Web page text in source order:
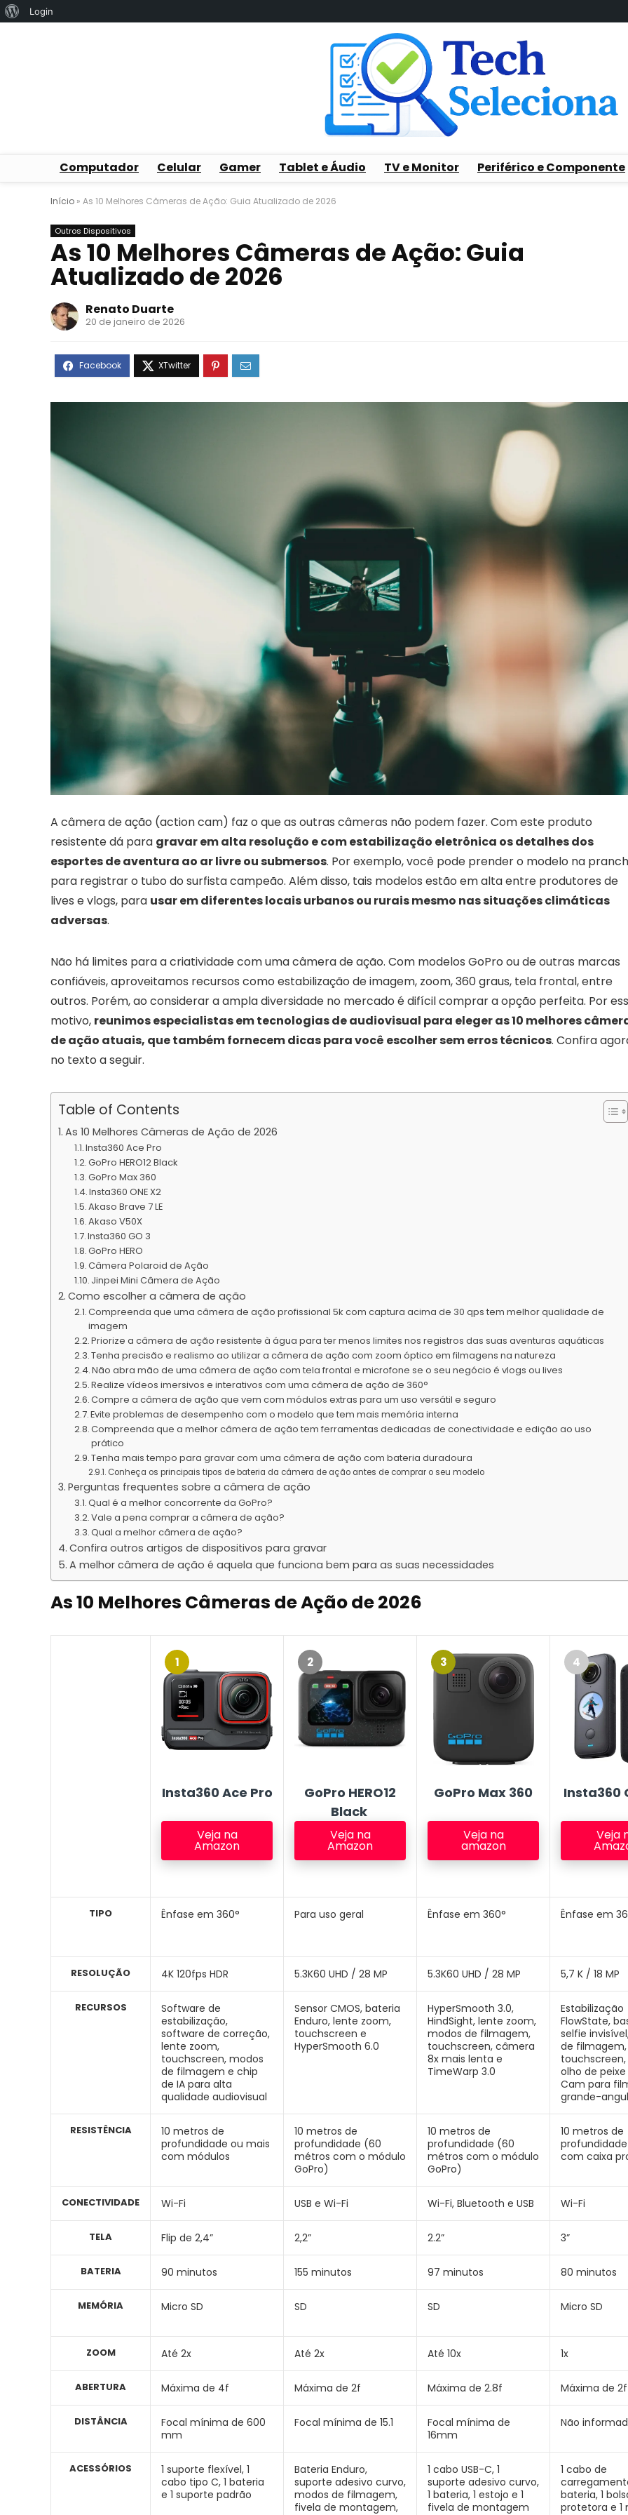
Sobre
Login
Computador Celular Gamer Tablet e Áudio TV e Monitor Periférico e Componente
Início » As 10 Melhores Câmeras de Ação: Guia Atualizado de 2026
Outros Dispositivos
As 10 Melhores Câmeras de Ação: Guia
Atualizado de 2026
Renato Duarte
20 de janeiro de 2026
A câmera de ação (action cam) faz o que as outras câmeras não podem fazer. Com este produto
resistente dá para gravar em alta resolução e com estabilização eletrônica os detalhes dos
esportes de aventura ao ar livre ou submersos. Por exemplo, você pode prender o modelo na
para registrar o tubo do surfista campeão. Além disso, tais modelos estão em alta entre produtores de
lives e vlogs, para usar em diferentes locais urbanos ou rurais mesmo nas situações climáticas
adversas.
Não há limites para a criatividade com uma câmera de ação. Com modelos GoPro ou de outras marcas
confiáveis, aproveitamos recursos como estabilização de imagem, zoom, 360 graus, tela frontal, entre
outros. Porém, ao considerar a ampla diversidade no mercado é difícil comprar a opção perfeita. Por
motivo, reunimos especialistas em tecnologias de audiovisual para eleger as 10 melhores
de ação atuais, que também fornecem dicas para você escolher sem erros técnicos. Confira
no texto a seguir.
Table of Contents
As 10 Melhores Câmeras de Ação de 2026
Insta360 Ace Pro
GoPro HERO12 Black
GoPro Max 360
Insta360 ONE X2
Akaso Brave 7 LE
Akaso V50X
Insta360 GO 3
GoPro HERO
Câmera Polaroid de Ação
Jinpei Mini Câmera de Ação
Como escolher a câmera de ação
Compreenda que uma câmera de ação profissional 5k com captura acima de 30 qps tem melhor qualidade de
imagem
Priorize a câmera de ação resistente à água para ter menos limites nos registros das suas aventuras aquáticas
Tenha precisão e realismo ao utilizar a câmera de ação com zoom óptico em filmagens na natureza
Não abra mão de uma câmera de ação com tela frontal e microfone se o seu negócio é vlogs ou lives
Realize vídeos imersivos e interativos com uma câmera de ação de 360°
Compre a câmera de ação que vem com módulos extras para um uso versátil e seguro
Evite problemas de desempenho com o modelo que tem mais memória interna
Compreenda que a melhor câmera de ação tem ferramentas dedicadas de conectividade e edição ao uso
prático
Tenha mais tempo para gravar com uma câmera de ação com bateria duradoura
Conheça os principais tipos de bateria da câmera de ação antes de comprar o seu modelo
Perguntas frequentes sobre a câmera de ação
Qual é a melhor concorrente da GoPro?
Vale a pena comprar a câmera de ação?
Qual a melhor câmera de ação?
Confira outros artigos de dispositivos para gravar
A melhor câmera de ação é aquela que funciona bem para as suas necessidades
As 10 Melhores Câmeras de Açãode 2026
TIPO
RESOLUÇÃO
RECURSOS
RESISTÊNCIA
CONECTIVIDADE
TELA
BATERIA
MEMÓRIA
ZOOM
ABERTURA
DISTÂNCIA
ACESSÓRIOS
1
Insta360 Ace Pro
Veja na
Amazon
Ênfase em 360°
4K 120fps HDR
Software de
estabilização,
software de correção,
lente zoom,
touchscreen, modos
de filmagem e chip
de IA para alta
qualidade audiovisual
10 metros de
profundidade ou mais
com módulos
Wi-Fi
Flip de 2,4”
90 minutos
Micro SD
Até 2x
Máxima de 4f
Focal mínima de 600
mm
1 suporte flexível, 1
cabo tipo C, 1 bateria
e 1 suporte padrão
2
GoPro HERO12
Black
Veja na
Amazon
Para uso geral
5.3K60 UHD / 28 MP
Sensor CMOS, bateria
Enduro, lente zoom,
touchscreen e
HyperSmooth 6.0
10 metros de
profundidade (60
métros com o módulo
GoPro)
USB e Wi-Fi
2,2”
155 minutos
SD
Até 2x
Máxima de 2f
Focal mínima de 15.1
Bateria Enduro,
suporte adesivo curvo,
modos de filmagem,
fivela de montagem,
3
GoPro Max 360
Veja na
amazon
Ênfase em 360°
5.3K60 UHD / 28 MP
HyperSmooth 3.0,
HindSight, lente zoom,
modos de filmagem,
touchscreen, câmera
8x mais lenta e
TimeWarp 3.0
10 metros de
profundidade (60
métros com o módulo
GoPro)
Wi-Fi, Bluetooth e USB
2.2”
97 minutos
SD
Até 10x
Máxima de 2.8f
Focal mínima de
16mm
1 cabo USB-C, 1
suporte adesivo curvo,
1 bateria, 1 estojo e 1
fivela de montagem
4
Insta360
Veja
Ênfase em
5,7 K / 18 MP
Estabilização
FlowState,
selfie
de filmagem,
touchscreen,
olho de peixe
Cam para
grande-
10 metros de
profundidade
com caixa
Wi-Fi
3”
80 minutos
Micro SD
1x
Máxima de ‎2f
Não
1 cabo de
bateria, 1
protetora e 1